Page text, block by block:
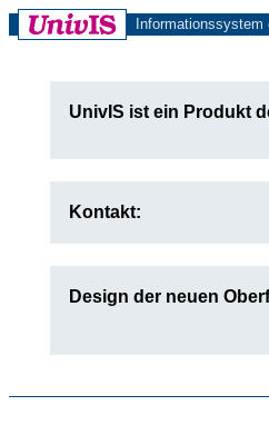
UnivIS ist ein Produkt
Kontakt:
Design der neuen